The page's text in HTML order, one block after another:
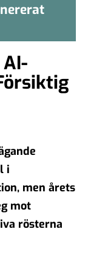
i
men årets
mot
rösterna